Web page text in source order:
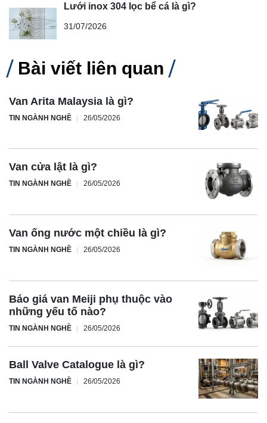
Lưới inox 304 lọc bể cá là gì?
31/07/2026
Bài viết liên quan
Van Arita Malaysia là gì?
TIN NGÀNH NGHỀ 26/05/2026
Van cửa lật là gì?
TIN NGÀNH NGHỀ 26/05/2026
Van ống nước một chiều là gì?
TIN NGÀNH NGHỀ 26/05/2026
Báo giá van Meiji phụ thuộc vào
những yếu tố nào?
TIN NGÀNH NGHỀ 26/05/2026
Ball Valve Catalogue là gì?
TIN NGÀNH NGHỀ 26/05/2026